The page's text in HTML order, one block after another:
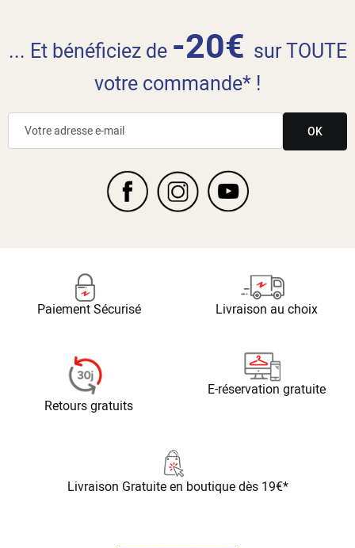
... Et bénéficiez de -20€ sur TOUTE
votre commande* !
OK
Paiement Sécurisé Livraison au choix
Retours gratuits
E-réservation gratuite
Livraison Gratuiteen boutique dès 19€*